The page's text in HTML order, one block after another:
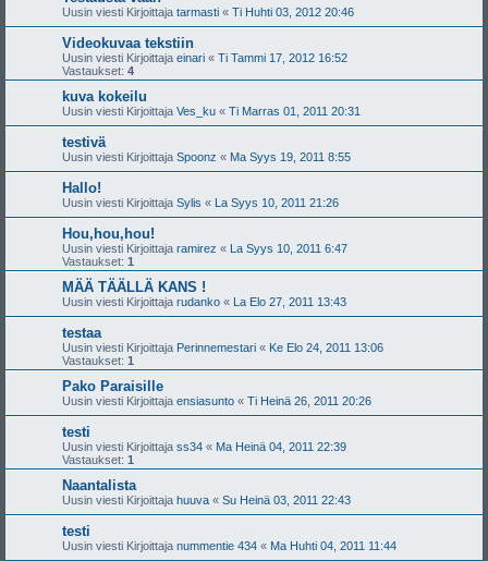
Uusin viesti Kirjoittaja tarmasti « Ti Huhti 03, 2012 20:46
Videokuvaa tekstiin
Uusin viesti Kirjoittaja einari « Ti Tammi 17, 2012 16:52
Vastaukset: 4
kuva kokeilu
Uusin viesti Kirjoittaja Ves_ku « Ti Marras 01, 2011 20:31
testivä
Uusin viesti Kirjoittaja Spoonz « Ma Syys 19, 2011 8:55
Hallo!
Uusin viesti Kirjoittaja Sylis « La Syys 10, 2011 21:26
Hou,hou,hou!
Uusin viesti Kirjoittaja ramirez « La Syys 10, 2011 6:47
Vastaukset: 1
MÄÄ TÄÄLLÄ KANS !
Uusin viesti Kirjoittaja rudanko « La Elo 27, 2011 13:43
testaa
Uusin viesti Kirjoittaja Perinnemestari « Ke Elo 24, 2011 13:06
Vastaukset: 1
Pako Paraisille
Uusin viesti Kirjoittaja ensiasunto « Ti Heinä 26, 2011 20:26
testi
Uusin viesti Kirjoittaja ss34 « Ma Heinä 04, 2011 22:39
Vastaukset: 1
Naantalista
Uusin viesti Kirjoittaja huuva « Su Heinä 03, 2011 22:43
testi
Uusin viesti Kirjoittaja nummentie 434 « Ma Huhti 04, 2011 11:44